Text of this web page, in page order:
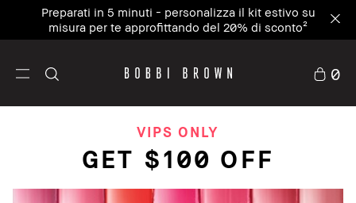
Preparati in 5 minuti - personalizza il kit estivo su
misura per te approfittando del 20% di sconto²
0
VIPS ONLY
GET $100 OFF